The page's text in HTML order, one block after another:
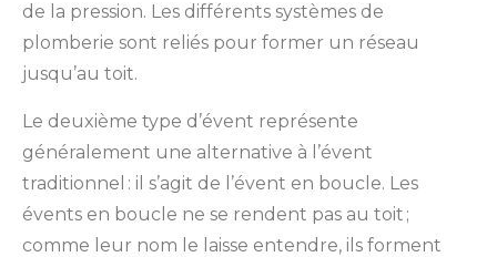
de la pression. Les différents systèmes de
plomberie sont reliés pour former un réseau
jusqu’au toit.
Le deuxième type d’évent représente
généralement une alternative à l’évent
traditionnel : il s’agit de l’évent en boucle. Les
évents en boucle ne se rendent pas au toit ;
comme leur nom le laisse entendre, ils forment